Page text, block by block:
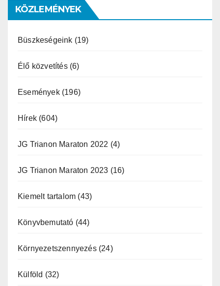
KÖZLEMÉNYEK
Büszkeségeink (19)
Élő közvetítés(6)
Események(196)
Hírek (604)
JG Trianon Maraton 2022 (4)
JG Trianon Maraton 2023 (16)
Kiemelt tartalom (43)
Könyvbemutató (44)
Környezetszennyezés(24)
Külföld (32)